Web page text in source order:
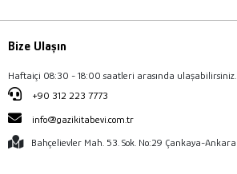
Bize Ulaşın
Haftaiçi 08:30 - 18:00 saatleri arasında ulaşabilirsiniz.
+90 312 223 7773
info@gazikitabevi.com.tr
Bahçelievler Mah. 53. Sok. No:29 Çankaya-Ankara